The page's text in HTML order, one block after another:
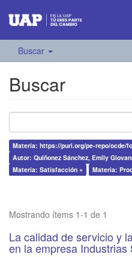
Buscar
Buscar
Materia: https://purl.org/pe-repo/ocde/
Autor: Quiñonez Sánchez, Emily
Materia: Satisfacción ×
Materia:
Mostrando ítems 1-1 de 1
La calidad de servicio y
en la empresa